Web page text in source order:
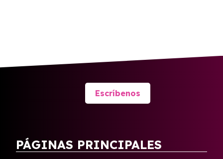
Escríbenos
PÁGINAS PRINCIPALES